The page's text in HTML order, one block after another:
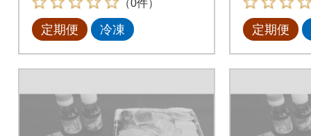
（0件）
定期便 冷凍 定期便